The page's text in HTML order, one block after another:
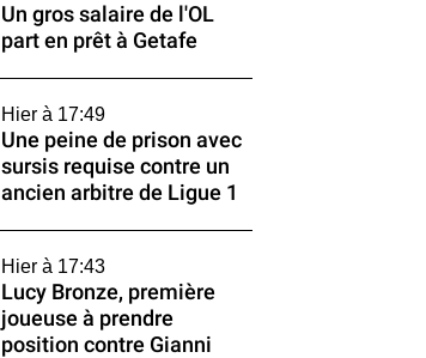
Un gros salaire de l'OL
part en prêt à Getafe
Hier à 17:49
Une peine de prison avec
sursis requise contre un
ancien arbitre de Ligue 1
Hier à 17:43
Lucy Bronze, première
joueuse à prendre
position contre Gianni